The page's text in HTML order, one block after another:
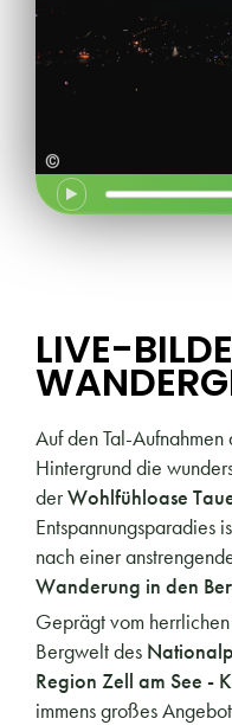
©
LIVE-
Auf den Tal-Aufnahmen
Hintergrund die
derWohlfühloase
Entspannungsparadies
nach einer
Wanderung in den
Geprägt vom
Bergwelt des
Region Zell am See -
immens großes